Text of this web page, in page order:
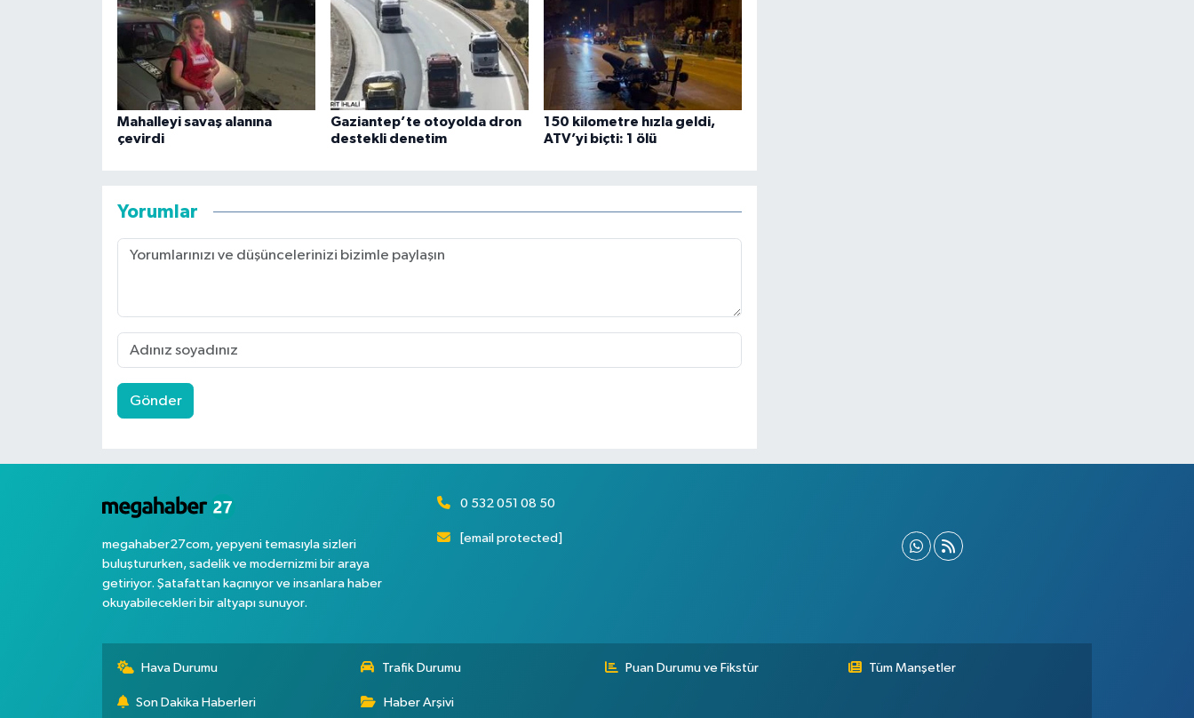
Mahalleyi savaş alanına
çevirdi
Gaziantep’te otoyolda dron
destekli denetim
150 kilometre hızla geldi,
ATV’yi biçti: 1 ölü
Yorumlar
Gönder
megahaber27com, yepyeni temasıyla sizleri
buluştururken, sadelik ve modernizmi bir araya
getiriyor. Şatafattan kaçınıyor ve insanlara haber
okuyabilecekleri bir altyapı sunuyor.
0 532 051 08 50
[email protected]
Hava Durumu Trafik Durumu Puan Durumu ve Fikstür Tüm Manşetler
Son Dakika Haberleri Haber Arşivi